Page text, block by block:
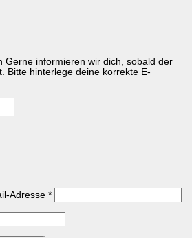
Gerne informieren wir dich, sobald der
Bitte hinterlege deine korrekte E-
Adresse *Erforderlich